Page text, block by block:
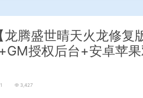
腾盛世晴天火龙修复
授权后台+安卓苹
1 3,427